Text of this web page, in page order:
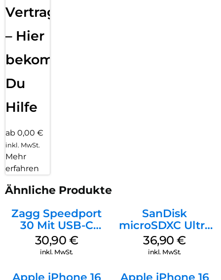
Vertragsabwicklung
– Hier
bekommst
Du
Hilfe
ab 0,00 €
inkl. MwSt.
Mehr
erfahren
Ähnliche Produkte
Zagg Speedport
30 Mit USB-C
Kabel Weiß
30,90 €
inkl. MwSt.
SanDisk
microSDXC Ultra
128 GB + Adapter
Mobile
36,90€
inkl. MwSt.
Apple iPhone 16
Apple iPhone 16